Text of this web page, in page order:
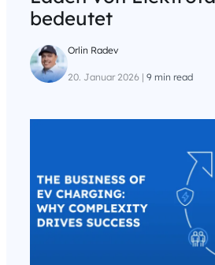
bedeutet
Orlin Radev
20. Januar 2026 | 9 min read